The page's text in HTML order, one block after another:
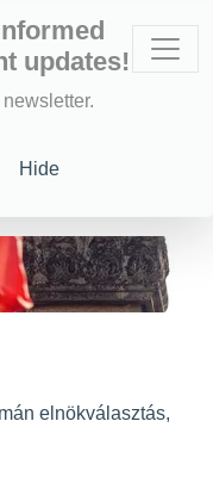
updates!
Hide
elnökválasztás,